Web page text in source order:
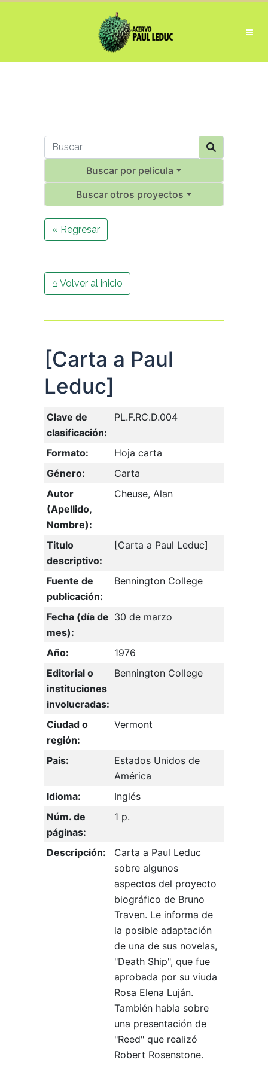
Buscar por pelicula
Buscar otros proyectos
« Regresar
⌂ Volver al inicio
[Carta a Paul
Leduc]
Clave de
clasificación:
PL.F.RC.D.004
Formato:
Hoja carta
Género:
Carta
Autor
(Apellido,
Nombre):
Cheuse, Alan
Titulo
descriptivo:
[Carta a Paul Leduc]
Fuente de
publicación:
Bennington College
Fecha (día de
mes):
30 de marzo
Año:
1976
Editorial o
instituciones
involucradas:
Bennington College
Ciudad o
región:
Vermont
Pais:
Estados Unidos de
América
Idioma:
Inglés
Núm. de
páginas:
1 p.
Descripción:
Carta a Paul Leduc
sobre algunos
aspectos del proyecto
biográfico de Bruno
Traven. Le informa de
la posible adaptación
de una de sus novelas,
"Death Ship", que fue
aprobada por su viuda
Rosa Elena Luján.
También habla sobre
una presentación de
"Reed" que realizó
Robert Rosenstone.